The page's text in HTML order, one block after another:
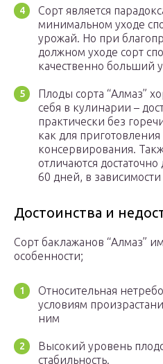
Сорт является
минимальном уходе
урожай. Но при
должном уходе сорт
качественно больший
Плоды сорта “Алмаз”
себя в кулинарии –
практически без
как для
консервирования.
отличаются
60 дней, в зависимости
Достоинства и
Сорт баклажанов “Алмаз”
особенности;
Относительная
условиям
ним
Высокий уровень
стабильность.